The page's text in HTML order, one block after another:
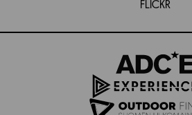
FLICKR